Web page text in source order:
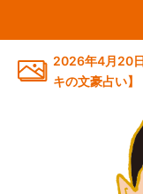
2026年4月20
キの文豪占い】